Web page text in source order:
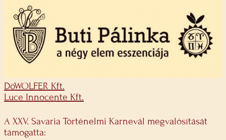
DöWOLFER Kft.
Luce Innocente Kft.
A XXV. Savaria Történelmi Karnevál megvalósítását
támogatta: